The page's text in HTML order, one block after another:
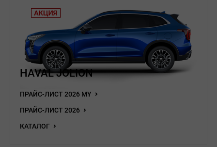
HAVAL JOLION
ПРАЙС-ЛИСТ 2026 MY
ПРАЙС-ЛИСТ 2026
КАТАЛОГ